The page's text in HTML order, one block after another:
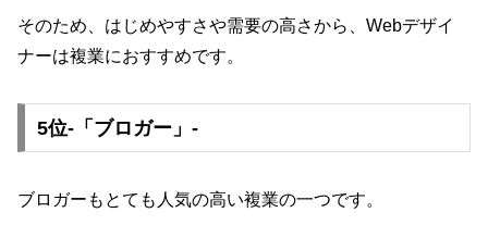
そのため、はじめやすさや需要の高さから、Webデザイ
ナーは複業におすすめです。
5位-「ブロガー」-
ブロガーもとても人気の高い複業の一つです。